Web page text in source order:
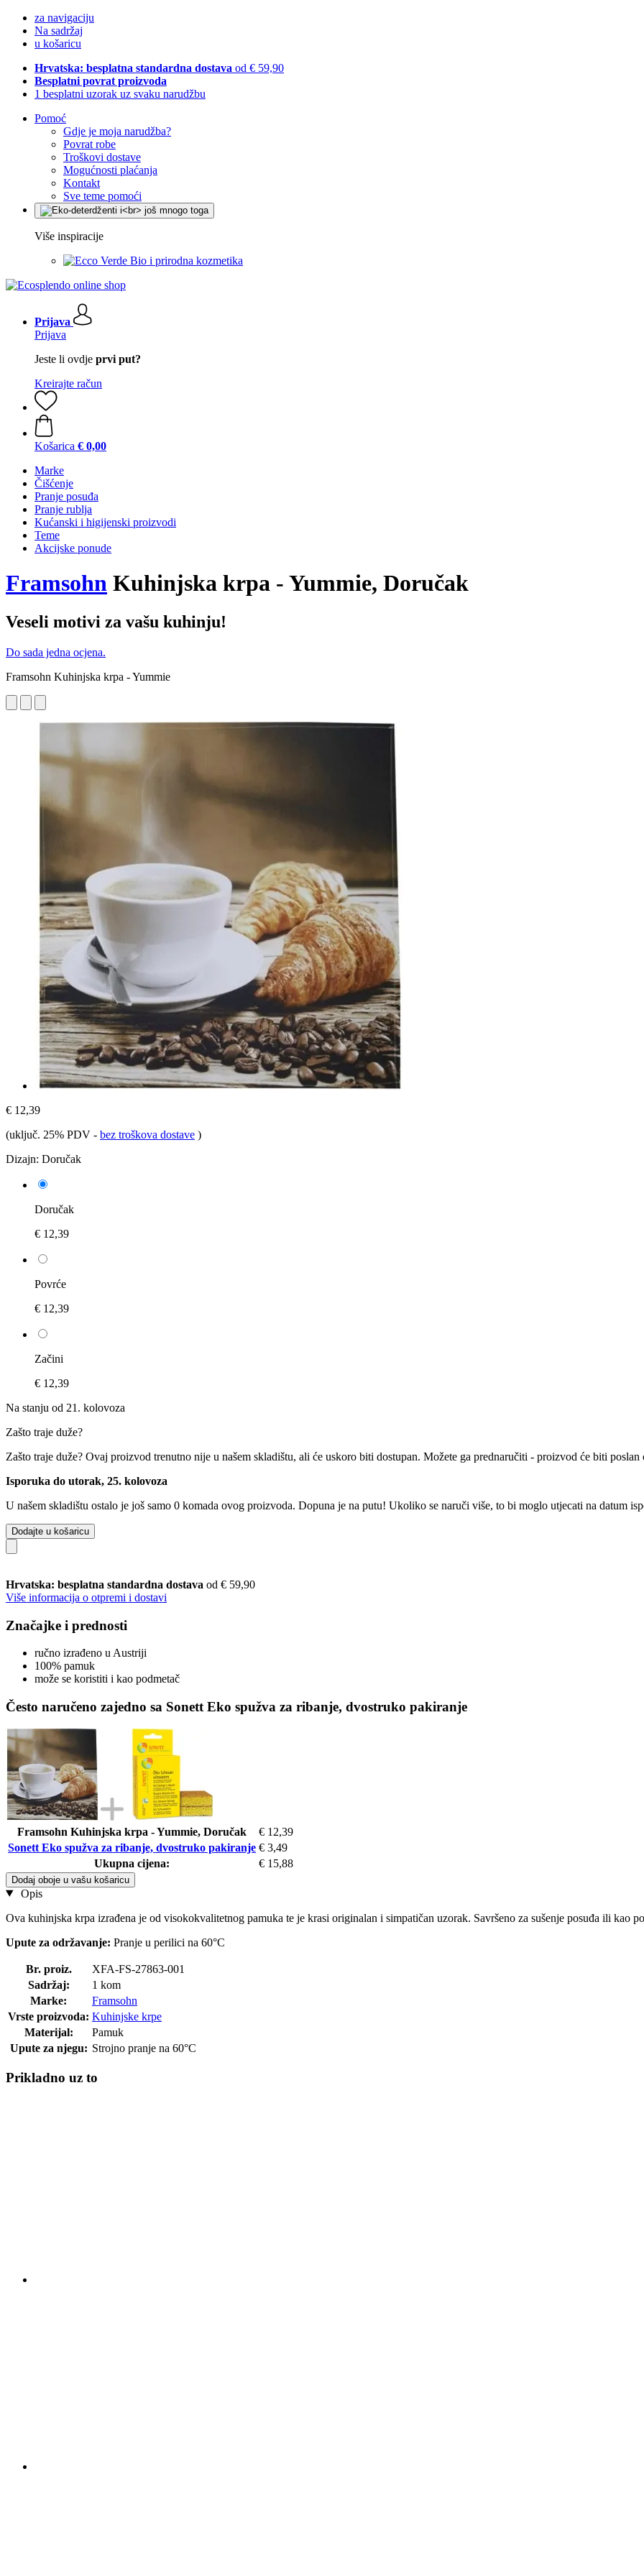
za navigaciju
Na sadržaj
u košaricu
Hrvatska: besplatna standardna dostava od € 59,90
Besplatni povrat proizvoda
1 besplatni uzorak uz svaku narudžbu
Pomoć
Gdje je moja narudžba?
Povrat robe
Troškovi dostave
Mogućnosti plaćanja
Kontakt
Sve teme pomoći
Više inspiracije
Bio i prirodna kozmetika
Prijava
Prijava
Jeste li ovdje prvi put?
Kreirajte račun
Košarica € 0,00
Marke
Čišćenje
Pranje posuđa
Pranje rublja
Kućanski i higijenski proizvodi
Teme
Akcijske ponude
Framsohn Kuhinjska krpa - Yummie, Doručak
Veseli motivi za vašu kuhinju!
Do sada jedna ocjena.
Framsohn Kuhinjska krpa - Yummie
€ 12,39
(uključ. 25% PDV - bez troškova dostave )
Dizajn: Doručak
Doručak
€ 12,39
Povrće
€ 12,39
Začini
€ 12,39
Na stanju od 21. kolovoza
Zašto traje duže?
Zašto traje duže? Ovaj proizvod trenutno nije u našem skladištu, ali će uskoro biti dostupan. Možete ga prednaručiti - proizvod će biti
Isporuka do utorak, 25. kolovoza
U našem skladištu ostalo je još samo 0 komada ovog proizvoda. Dopuna je na putu! Ukoliko se naruči više, to bi moglo utjecati na datum
Dodajte u košaricu
Hrvatska: besplatna standardna dostava od € 59,90
Više informacija o otpremi i dostavi
Značajke i prednosti
ručno izrađeno u Austriji
100% pamuk
može se koristiti i kao podmetač
Često naručeno zajedno sa Sonett Eko spužva za ribanje, dvostruko pakiranje
Framsohn Kuhinjska krpa - Yummie, Doručak
€ 12,39
Sonett Eko spužva za ribanje, dvostruko pakiranje € 3,49
Ukupna cijena:
€ 15,88
Dodaj oboje u vašu košaricu
Opis
Ova kuhinjska krpa izrađena je od visokokvalitetnog pamuka te je krasi originalan i simpatičan uzorak. Savršeno za sušenje posuđa ili kao
Upute za održavanje: Pranje u perilici na 60°C
Br. proiz.
XFA-FS-27863-001
Sadržaj:
1 kom
Marke:
Framsohn
Vrste proizvoda: Kuhinjske krpe
Materijal:
Pamuk
Upute za njegu: Strojno pranje na 60°C
Prikladno uz to